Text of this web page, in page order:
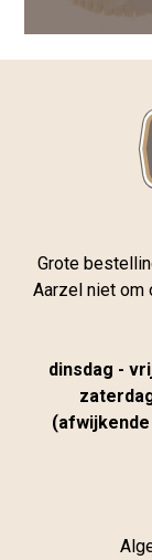
Grote
Aarzel niet om
dinsdag -